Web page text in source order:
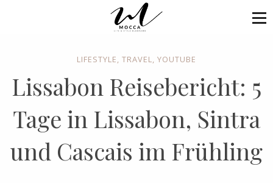
LIFESTYLE, TRAVEL, YOUTUBE
Lissabon Reisebericht: 5
Tage in Lissabon, Sintra
und Cascais im Frühling